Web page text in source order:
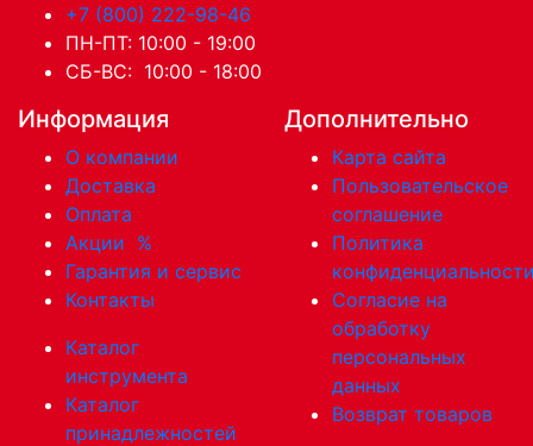
+7 (800) 222-98-46
ПН-ПТ: 10:00 - 19:00
СБ-ВС: 10:00 - 18:00
Информация
О компании
Доставка
Оплата
Акции %
Гарантия и сервис
Контакты
Каталог
инструмента
Каталог
принадлежностей
Дополнительно
Карта сайта
Пользовательское
соглашение
Политика
Согласие на
обработку
персональных
данных
Возврат товаров